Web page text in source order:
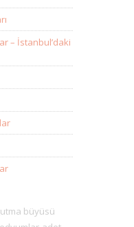
– İstanbul’daki
büyüsü